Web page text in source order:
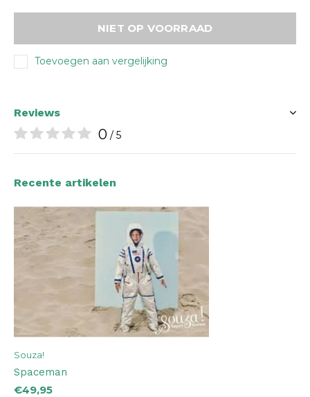
NIET OP VOORRAAD
Toevoegen aan vergelijking
Reviews
0 / 5
Recente artikelen
Souza!
Spaceman
€49,95